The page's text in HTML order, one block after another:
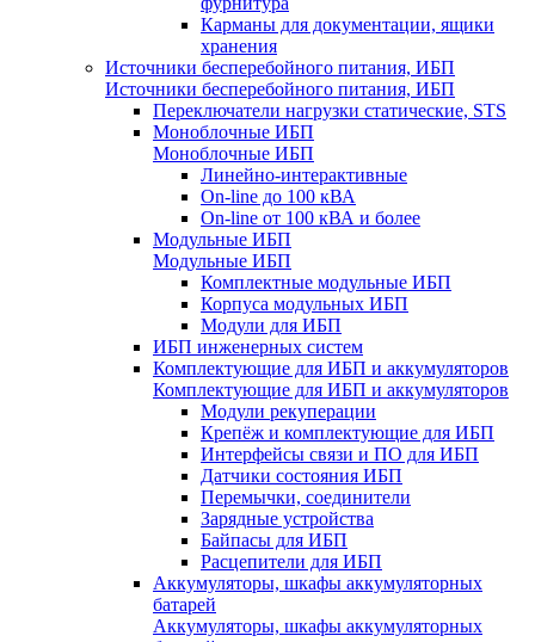
Карманы для документации, ящики
хранения
Источники бесперебойного питания, ИБП
Источники бесперебойного питания, ИБП
Переключатели нагрузки статические, STS
Моноблочные ИБП
Моноблочные ИБП
Линейно-интерактивные
On-line до 100 кВА
On-line от 100 кВА и более
Модульные ИБП
Модульные ИБП
Комплектные модульные ИБП
Корпуса модульных ИБП
Модули для ИБП
ИБП инженерных систем
Комплектующие для ИБП и аккумуляторов
Комплектующие для ИБП и аккумуляторов
Модули рекуперации
Крепёж и комплектующие для ИБП
Интерфейсы связи и ПО для ИБП
Датчики состояния ИБП
Перемычки, соединители
Зарядные устройства
Байпасы для ИБП
Расцепители для ИБП
Аккумуляторы, шкафы аккумуляторных
батарей
Аккумуляторы, шкафы аккумуляторных